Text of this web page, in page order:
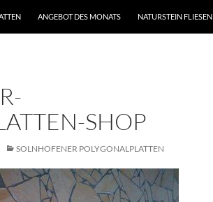
ANGEBOT DES MONATS NATURSTEIN FLIESEN
SHOP
SOLNHOFENER POLYGONALPLATTEN